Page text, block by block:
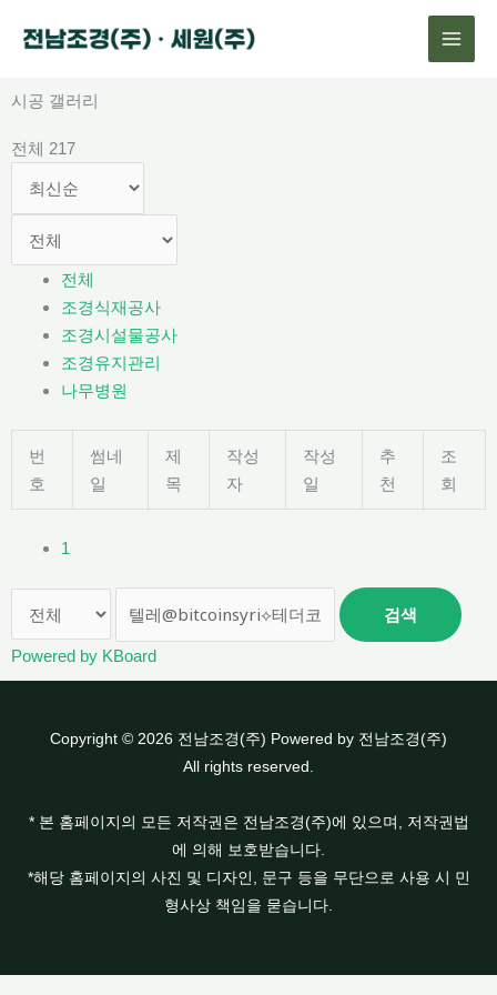
로
너
시공 갤러리
전체 217
전체
조경식재공사
조경시설물공사
조경유지관리
나무병원
번
호
썸네
일
제
목
작성
자
작성
일
추
천
조
회
1
검색
Powered by KBoard
Copyright © 2026 전남조경(주) Powered by 전남조경(주)
All rights reserved.
* 본 홈페이지의 모든 저작권은 전남조경(주)에 있으며, 저작권법
에 의해 보호받습니다.
*해당 홈페이지의 사진 및 디자인, 문구 등을 무단으로 사용 시 민
형사상 책임을 묻습니다.